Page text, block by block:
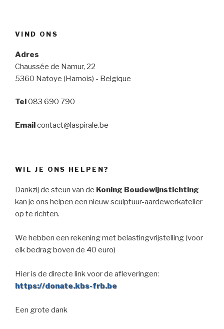
VIND ONS
Adres
Chaussée de Namur, 22
5360 Natoye (Hamois) - Belgique
Tel083 690 790
Emailcontact@laspirale.be
WIL JE ONS HELPEN?
Dankzij de steun van de Koning Boudewijnstichting
kan je ons helpen een nieuw sculptuur-aardewerkatelier
op te richten.
We hebben een rekening met belastingvrijstelling (voor
elk bedrag boven de 40 euro)
Hier is de directe link voor de afleveringen:
https://donate.kbs-frb.be
Een grote dank